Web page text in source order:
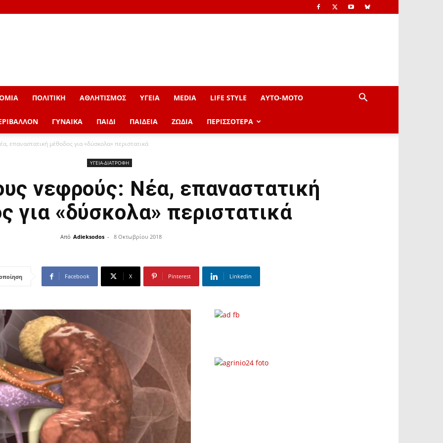
ΠΟΛΙΤΙΚΗ ΑΘΛΗΤΙΣΜΟΣ ΥΓΕΙΑ MEDIA LIFE STYLE AYTO-ΜOTO
ΓΥΝΑΙΚΑ ΠΑΙΔΙ ΠΑΙΔΕΙΑ ΖΩΔΙΑ ΠΕΡΙΣΣΟΤΕΡΑ
επαναστατική μέθοδος για «δύσκολα» περιστατικά
ΥΓΕΙΑ-ΔΙΑΤΡΟΦΗ
νεφρούς: Νέα, επαναστατική
για «δύσκολα» περιστατικά
Από Adieksodos - 8 Οκτωβρίου 2018
Facebook X Pinterest Linkedin